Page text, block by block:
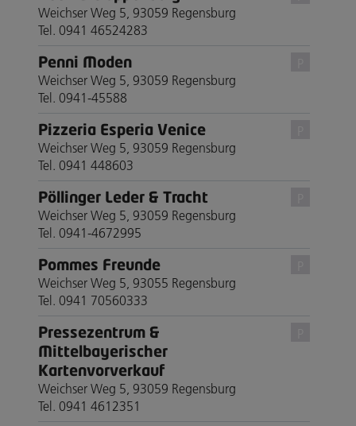
Weichser Weg 5, 93059 Regensburg
Tel. 0941 46524283
Penni Moden
Weichser Weg 5, 93059 Regensburg
Tel. 0941-45588
Pizzeria Esperia Venice
Weichser Weg 5, 93059 Regensburg
Tel. 0941 448603
Pöllinger Leder & Tracht
Weichser Weg 5, 93059 Regensburg
Tel. 0941-4672995
Pommes Freunde
Weichser Weg 5, 93055 Regensburg
Tel. 0941 70560333
Pressezentrum &
Mittelbayerischer
Kartenvorverkauf
Weichser Weg 5, 93059 Regensburg
Tel. 0941 4612351